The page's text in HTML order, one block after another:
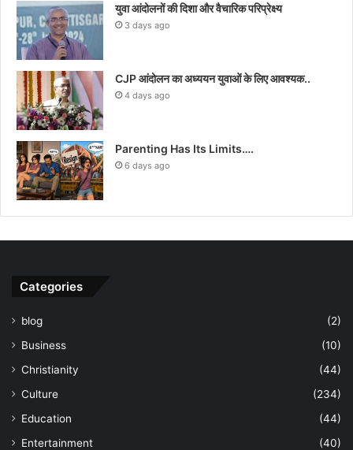
युवा आंदोलनों की दिशा और वैचारिक परिप्रेक्ष्य
3 days ago
CJP आंदोलन का अध्ययन युवाओं के लिए आवश्यक..
4 days ago
Parenting Has Its Limits….
6 days ago
Categories
blog
(2)
Business
(10)
Christianity
(44)
Culture
(234)
Education
(44)
Entertainment
(40)